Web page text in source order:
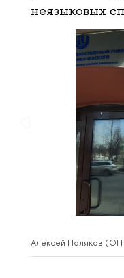
неязыковых
Алексей Поляков (ОП